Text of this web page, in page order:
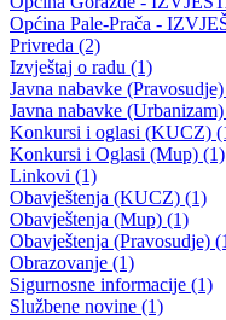
OBRAZAC izvjestaja o
Ministarstva za privredu
„Programu razvoja turizma
za 2018. godinu“.
28.11.2018